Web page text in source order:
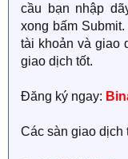
cầu bạn nhập
xong bấm
tài khoản và giao
giao dịch tốt.
Đăng ký ngay:
Các sàn giao dịch